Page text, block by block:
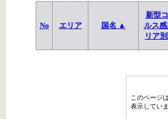
No エリア 国名 ▲
新型
ルス
リア
このページ
表示していま